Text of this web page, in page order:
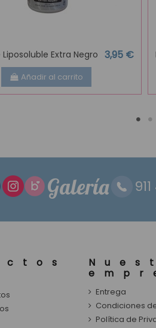
Extra Negro 3,95 €
Añadir al carrito
Galería
Entrega
Condiciones
Política de